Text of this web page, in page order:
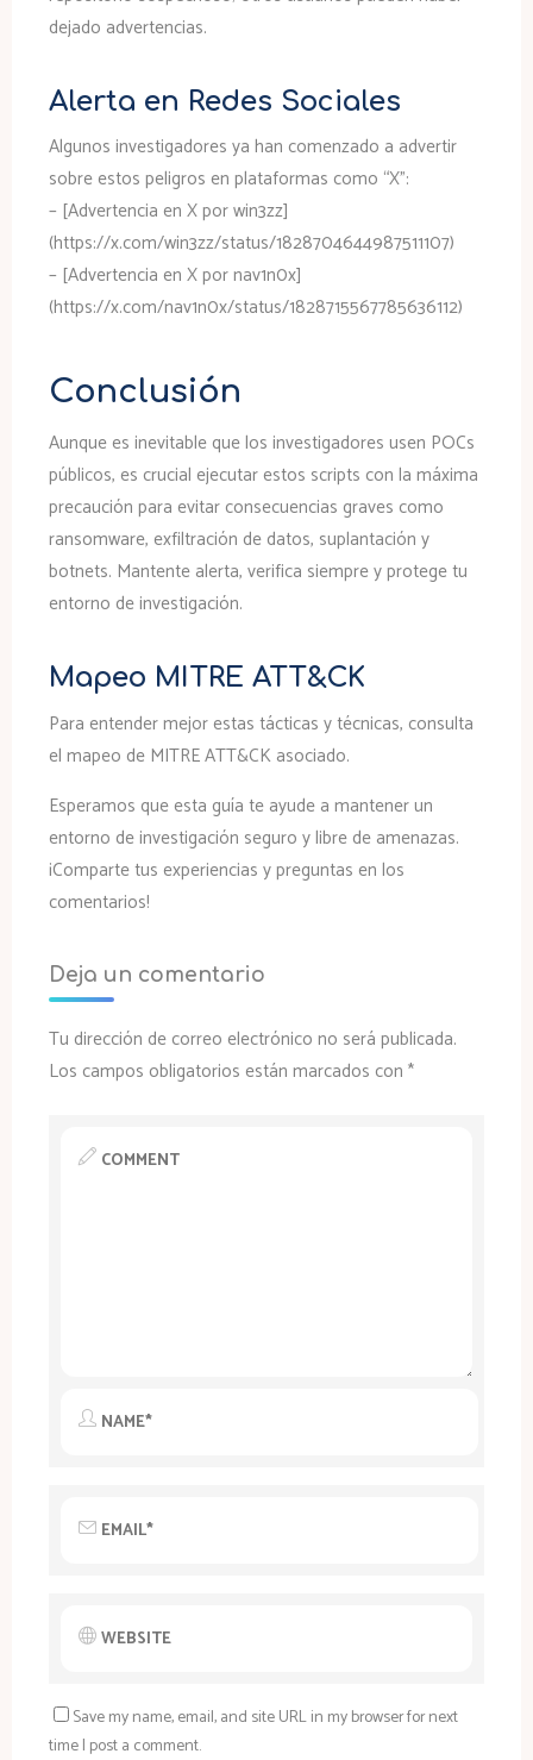
dejado advertencias.
Alerta en Redes Sociales
Algunos investigadores ya han comenzado a advertir
sobre estos peligros en plataformas como “X”:
– [Advertencia en X por win3zz]
(https://x.com/win3zz/status/1828704644987511107)
– [Advertencia en X por nav1n0x]
(https://x.com/nav1n0x/status/1828715567785636112)
Conclusión
Aunque es inevitable que los investigadores usen POCs
públicos, es crucial ejecutar estos scripts con la máxima
precaución para evitar consecuencias graves como
ransomware, exfiltración de datos, suplantación y
botnets. Mantente alerta, verifica siempre y protege tu
entorno de investigación.
Mapeo MITRE ATT&CK
Para entender mejor estas tácticas y técnicas, consulta
el mapeo de MITRE ATT&CK asociado.
Esperamos que esta guía te ayude a mantener un
entorno de investigación seguro y libre de amenazas.
¡Comparte tus experiencias y preguntas en los
comentarios!
Deja un comentario
Tu dirección de correo electrónico no será publicada.
Los campos obligatorios están marcados con *
Save my name, email, and site URL in my browser for next
time I post a comment.